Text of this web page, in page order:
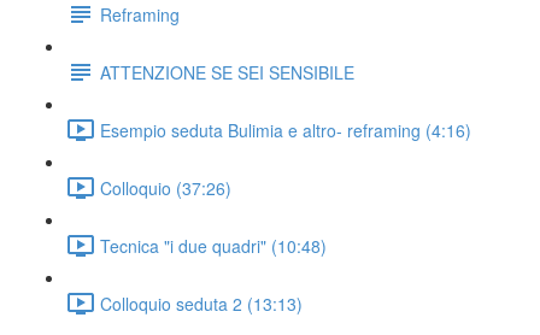
Reframing
ATTENZIONE SE SEI SENSIBILE
Esempio seduta Bulimia e altro- reframing (4:16)
Colloquio (37:26)
Tecnica "i due quadri" (10:48)
Colloquio seduta 2 (13:13)